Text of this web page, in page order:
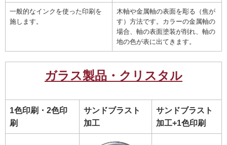
一般的なインクを使った印刷を
施します。
木軸や金属軸の表面を彫る（焦が
す）方法です。カラーの金属軸の
場合、軸の表面塗装が削れ、軸の
地の色が表に出てきます。
ガラス製品・クリスタル
1色印刷・2色印
刷
サンドブラスト
加工
サンドブラスト
加工+1色印刷